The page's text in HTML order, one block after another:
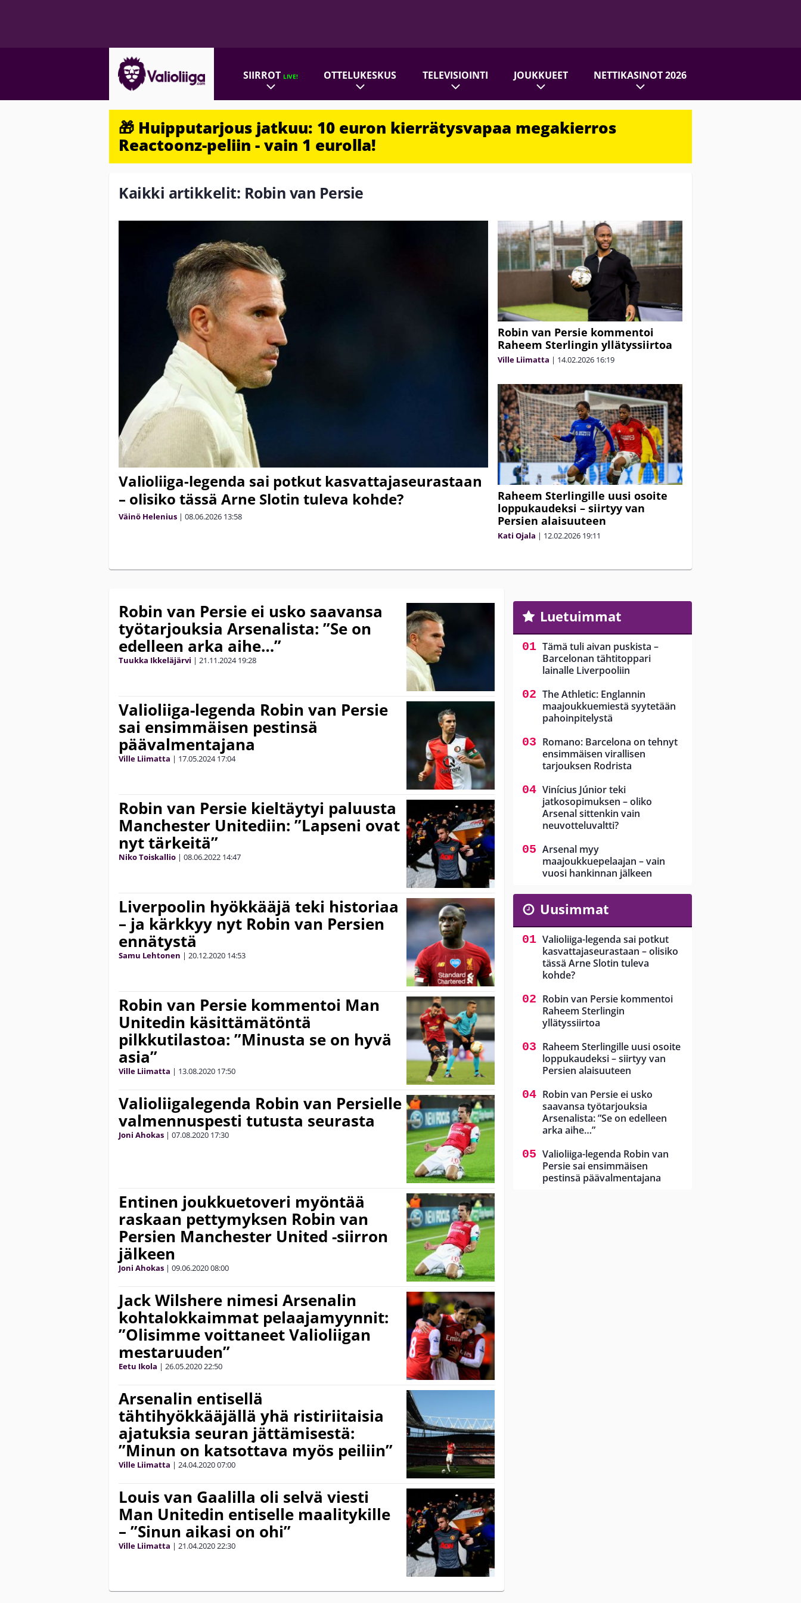
SIIRROTLIVE! OTTELUKESKUS TELEVISIOINTI JOUKKUEET NETTIKASINOT 2026
🎁 Huipputarjous jatkuu: 10 euron kierrätysvapaa megakierros
Reactoonz-peliin - vain 1 eurolla!
Kaikki artikkelit: Robin van Persie
Valioliiga-legenda sai potkut kasvattajaseurastaan
– olisiko tässä Arne Slotin tuleva kohde?
Väinö Helenius | 08.06.2026 13:58
Robin van Persie kommentoi
Raheem Sterlingin yllätyssiirtoa
Ville Liimatta | 14.02.2026 16:19
Raheem Sterlingille uusi osoite
loppukaudeksi – siirtyy van
Persien alaisuuteen
Kati Ojala | 12.02.2026 19:11
Robin van Persie ei usko saavansa
työtarjouksia Arsenalista: ”Se on
edelleen arka aihe…”
Tuukka Ikkeläjärvi | 21.11.2024 19:28
Valioliiga-legenda Robin van Persie
sai ensimmäisen pestinsä
päävalmentajana
Ville Liimatta | 17.05.2024 17:04
Robin van Persie kieltäytyi paluusta
Manchester Unitediin: ”Lapseni ovat
nyt tärkeitä”
Niko Toiskallio | 08.06.2022 14:47
Liverpoolin hyökkääjä teki historiaa
– ja kärkkyy nyt Robin van Persien
ennätystä
Samu Lehtonen | 20.12.2020 14:53
Robin van Persie kommentoi Man
Unitedin käsittämätöntä
pilkkutilastoa: ”Minusta se on hyvä
asia”
Ville Liimatta | 13.08.2020 17:50
Valioliigalegenda Robin van Persielle
valmennuspesti tutusta seurasta
Joni Ahokas | 07.08.2020 17:30
Entinen joukkuetoveri myöntää
raskaan pettymyksen Robin van
Persien Manchester United -siirron
jälkeen
Joni Ahokas | 09.06.202008:00
Jack Wilshere nimesi Arsenalin
kohtalokkaimmat pelaajamyynnit:
”Olisimme voittaneet Valioliigan
mestaruuden”
Eetu Ikola | 26.05.202022:50
Arsenalin entisellä
tähtihyökkääjällä yhä ristiriitaisia
ajatuksia seuran jättämisestä:
”Minun on katsottava myös peiliin”
Ville Liimatta | 24.04.202007:00
Louis van Gaalilla oli selvä viesti
Man Unitedin entiselle maalitykille
– ”Sinun aikasi on ohi”
Ville Liimatta | 21.04.202022:30
Luetuimmat
Tämä tuli aivan puskista –
Barcelonan tähtitoppari
lainalle Liverpooliin
The Athletic: Englannin
maajoukkuemiestä syytetään
pahoinpitelystä
Romano: Barcelona on tehnyt
ensimmäisen virallisen
tarjouksen Rodrista
Vinícius Júnior teki
jatkosopimuksen – oliko
Arsenal sittenkin vain
neuvotteluvaltti?
Arsenal myy
maajoukkuepelaajan – vain
vuosi hankinnan jälkeen
Uusimmat
Valioliiga-legenda sai potkut
kasvattajaseurastaan – olisiko
tässä Arne Slotin tuleva
kohde?
Robin van Persie kommentoi
Raheem Sterlingin
yllätyssiirtoa
Raheem Sterlingille uusi osoite
loppukaudeksi – siirtyy van
Persien alaisuuteen
Robin van Persie ei usko
saavansa työtarjouksia
Arsenalista: ”Se on edelleen
arka aihe…”
Valioliiga-legenda Robin van
Persie sai ensimmäisen
pestinsä päävalmentajana